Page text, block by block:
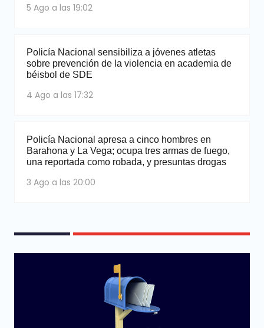
5 Ago a las 19:02
Policía Nacional sensibiliza a jóvenes atletas
sobre prevención de la violencia en academia de
béisbol de SDE
4 Ago a las 17:32
Policía Nacional apresa a cinco hombres en
Barahona y La Vega; ocupa tres armas de fuego,
una reportada como robada, y presuntas drogas
3 Ago a las 20:00